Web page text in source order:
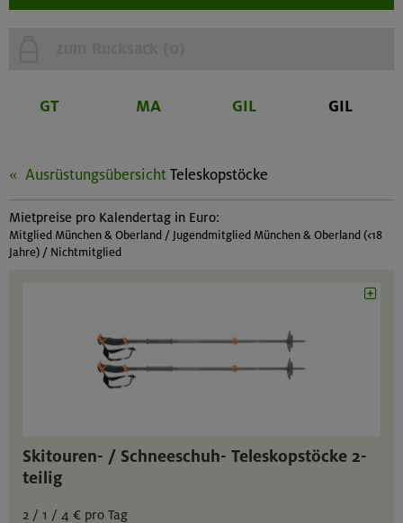
GT MA GIL GIL
AusrüstungsübersichtTeleskopstöcke
Mietpreise pro Kalendertag in Euro:
Mitglied München & Oberland / Jugendmitglied München & Oberland (<18
Jahre) / Nichtmitglied
Skitouren- / Schneeschuh- Teleskopstöcke 2-
teilig
2 / 1 / 4 € pro Tag